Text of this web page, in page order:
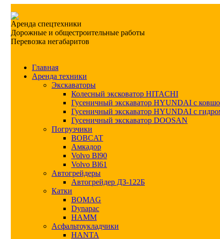
Аренда спецтехники
Дорожные и общестроительные работы
Перевозка негабаритов
Главная
Аренда техники
Экскаваторы
Колесный эксковатор HITACHI
Гусеничный экскаватор HYUNDAI с
Гусеничный экскаватор HYUNDAI с
Гусеничный экскаватор DOOSAN
Погрузчики
BOBCAT
Амкадор
Volvo Bl90
Volvo Bl61
Автогрейдеры
Автогрейдер ДЗ-122Б
Катки
BOMAG
Dynapac
HAMM
Асфальтоукладчики
HANTA